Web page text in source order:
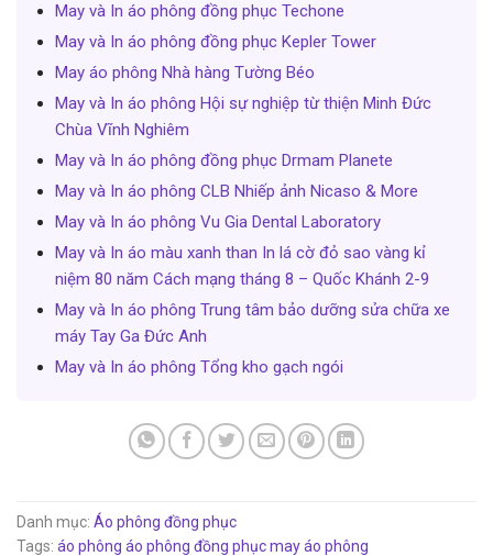
May và In áo phông đồng phục Techone
May và In áo phông đồng phục Kepler Tower
May áo phông Nhà hàng Tường Béo
May và In áo phông Hội sự nghiệp từ thiện Minh Đức
Chùa Vĩnh Nghiêm
May và In áo phông đồng phục Drmam Planete
May và In áo phông CLB Nhiếp ảnh Nicaso & More
May và In áo phông Vu Gia Dental Laboratory
May và In áo màu xanh than In lá cờ đỏ sao vàng kỉ
niệm 80 năm Cách mạng tháng 8 – Quốc Khánh 2-9
May và In áo phông Trung tâm bảo dưỡng sửa chữa xe
máy Tay Ga Đức Anh
May và In áo phông Tổng kho gạch ngói
Danh mục: Áo phông đồng phục
Tags: áo phông áo phông đồng phụcmay áo phông